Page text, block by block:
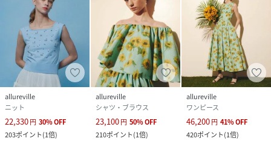
素材 レーヨン54％ ナイロン46％
サイズ 02(M)
クリーニング
手洗い|漂白不可|タンブル乾燥不可|自然乾燥|ア
イロン仕上げ可|ドライ可|ウエットクリーニング
可
品番
RT3163_21261016370
21261016370-02-020 RT3163)
allureville
ニット
22,330円 30%OFF
203ポイント(1倍)
allureville
シャツ・ブラウス
23,100円 50%OFF
210ポイント(1倍)
allureville
ワンピース
46,200円 41%OFF
420ポイント(1倍)